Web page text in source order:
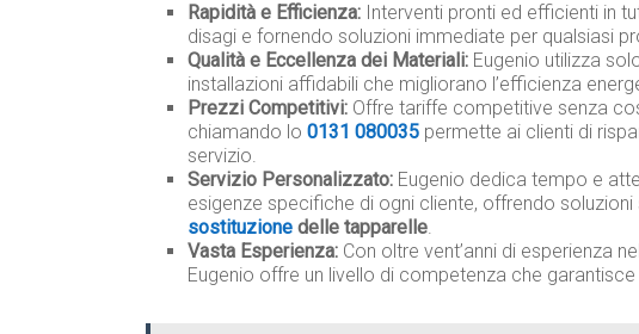
Rapidità e Efficienza: Interventi pronti ed efficienti in
disagi e fornendo soluzioni immediate per qualsiasi
Qualità e Eccellenza dei Materiali: Eugenio utilizza
installazioni affidabili che migliorano l’efficienza
Prezzi Competitivi: Offre tariffe competitive senza
chiamando lo 0131 080035 permette ai clienti di
servizio.
Servizio Personalizzato: Eugenio dedica tempo e
esigenze specifiche di ogni cliente, offrendo soluzioni
sostituzione delle tapparelle.
Vasta Esperienza: Con oltre vent’anni di esperienza
Eugenio offre un livello di competenza che